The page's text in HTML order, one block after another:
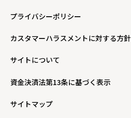
プライバシーポリシー
カスタマーハラスメントに対する方針
サイトについて
資金決済法第13条に基づく表示
サイトマップ